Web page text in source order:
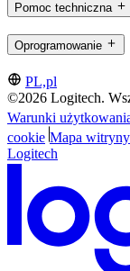
Pomoc techniczna
Oprogramowanie
PL,pl
©2026 Logitech.
Warunki
cookie Mapa witryny
Logitech